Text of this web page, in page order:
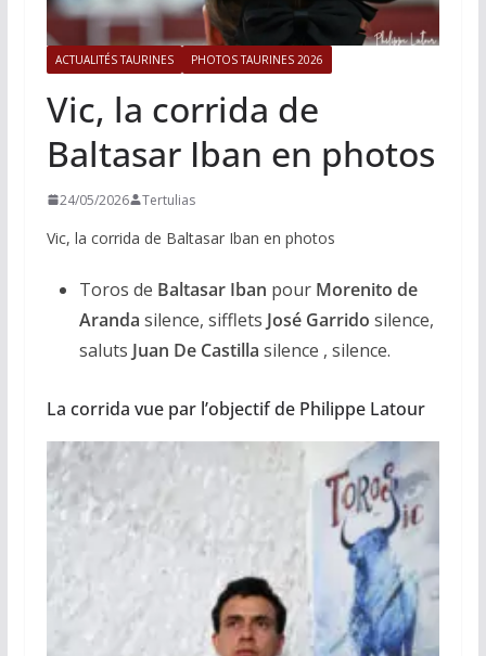
ACTUALITÉS TAURINES PHOTOS TAURINES 2026
Vic, la corrida de
Baltasar Iban en photos
24/05/2026 Tertulias
Vic, la corrida de Baltasar Iban en photos
Toros de Baltasar Iban pour Morenito de
Aranda silence, sifflets José Garrido silence,
saluts Juan De Castilla silence , silence.
La corrida vue par l’objectif de Philippe Latour